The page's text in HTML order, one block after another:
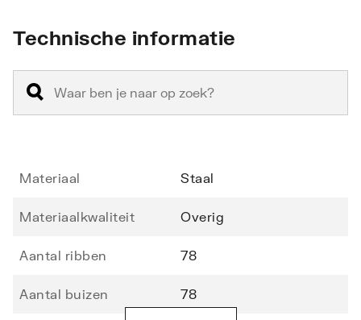
Technische informatie
Materiaal Staal
Materiaalkwaliteit Overig
Aantal ribben 78
Aantal buizen 78